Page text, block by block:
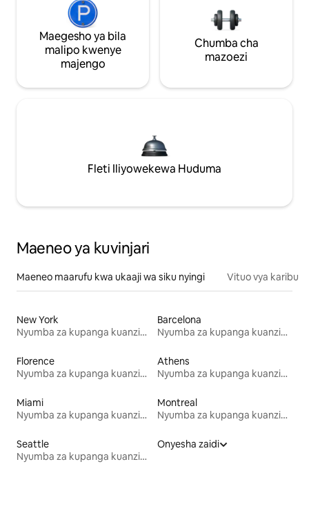
Maegesho ya bila
malipo kwenye
majengo
Chumba cha
mazoezi
Fleti Iliyowekewa Huduma
Maeneo ya kuvinjari
Maeneo maarufu kwa ukaaji wa siku nyingi Vituo vya karibu
New York
Nyumba za kupanga kuanzia mwezi mmoja
Barcelona
Nyumba za kupanga kuanzia mwezi mmoja
Florence
Nyumba za kupanga kuanzia mwezi mmoja
Athens
Nyumba za kupanga kuanzia mwezi mmoja
Miami
Nyumba za kupanga kuanzia mwezi mmoja
Montreal
Nyumba za kupanga kuanzia mwezi mmoja
Seattle
Nyumba za kupanga kuanzia mwezi mmoja
Onyesha zaidi